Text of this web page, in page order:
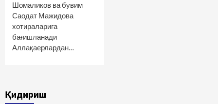
Шомаликов ва бувим
Саодат Мажидова
хотираларига
бағишланади
Аллақаерлардан…
Қидириш